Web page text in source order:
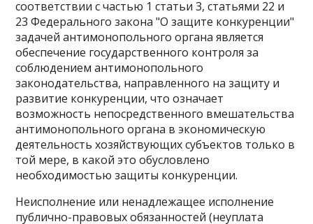
соответствии с частью 1 статьи 3, статьями 22 и
23 Федерального закона "О защите конкуренции"
задачей антимонопольного органа является
обеспечение государственного контроля за
соблюдением антимонопольного
законодательства, направленного на защиту и
развитие конкуренции, что означает
возможность непосредственного вмешательства
антимонопольного органа в экономическую
деятельность хозяйствующих субъектов только в
той мере, в какой это обусловлено
необходимостью защиты конкуренции.
Неисполнение или ненадлежащее исполнение
публично-правовых обязанностей (неуплата